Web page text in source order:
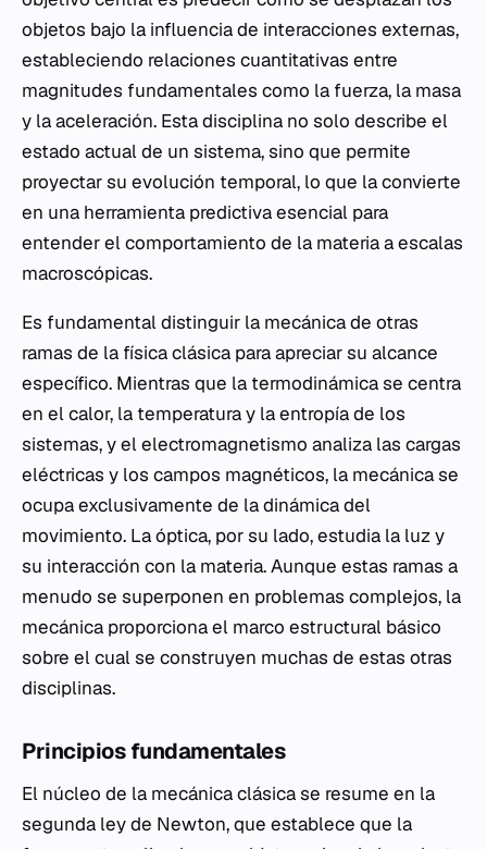
objetos bajo la influencia de interacciones externas,
estableciendo relaciones cuantitativas entre
magnitudes fundamentales como la fuerza, la masa
y la aceleración. Esta disciplina no solo describe el
estado actual de un sistema, sino que permite
proyectar su evolución temporal, lo que la convierte
en una herramienta predictiva esencial para
entender el comportamiento de la materia a escalas
macroscópicas.
Es fundamental distinguir la mecánica de otras
ramas de la física clásica para apreciar su alcance
específico. Mientras que la termodinámica se centra
en el calor, la temperatura y la entropía de los
sistemas, y el electromagnetismo analiza las cargas
eléctricas y los campos magnéticos, la mecánica se
ocupa exclusivamente de la dinámica del
movimiento. La óptica, por su lado, estudia la luz y
su interacción con la materia. Aunque estas ramas a
menudo se superponen en problemas complejos, la
mecánica proporciona el marco estructural básico
sobre el cual se construyen muchas de estas otras
disciplinas.
Principios fundamentales
El núcleo de la mecánica clásica se resume en la
segunda ley de Newton, que establece que la